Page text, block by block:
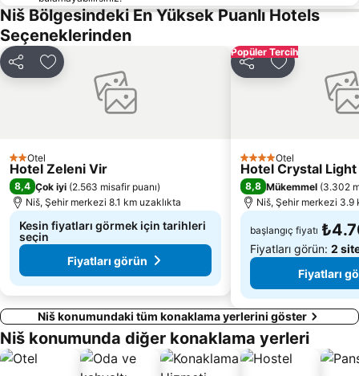
Niš Bölgesindeki En Yüksek Puanlı Hotels
Seçeneklerinden
Paylaş Favorilerime ekle
2 Yıldız
Otel
Hotel Zeleni Vir
8,4 Çok iyi (2.563 misafir puanı)
Niš, Şehir merkezi 8.1 km uzaklıkta
Kesin fiyatları görmek için tarihleri
seçin
Fiyatları görün
Popüler Tercih
Paylaş Favorilerime
4 YıldızOtel
Hotel Crystal Light
8,8 Mükemmel (3.302
Niš, Şehir merkezi 3.9
başlangıç fiyatı
Fiyatları görün: 2
Fiyatları
Niš konumundaki tüm konaklama yerlerini göster
Niš konumunda diğer konaklama yerleri